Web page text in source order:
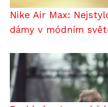
Nike Air Max:
dámy v módním